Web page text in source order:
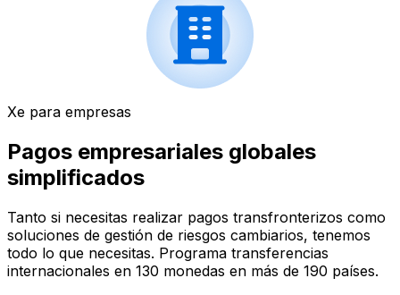
Xe para empresas
Pagos empresariales globales
simplificados
Tanto si necesitas realizar pagos transfronterizos como
soluciones de gestión de riesgos cambiarios, tenemos
todo lo que necesitas. Programa transferencias
internacionales en 130 monedas en más de 190 países.